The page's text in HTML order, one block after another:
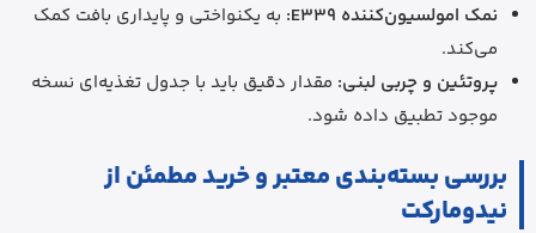
نمک امولسیون‌کننده E339:
به یکنواختی و پایداری بافت کمک
می‌کند.
پروتئین و چربی لبنی: مقدار دقیق باید با جدول تغذیه‌ای نسخه
موجود تطبیق داده شود.
بررسی بسته‌بندی معتبر و خرید مطمئن از
نیدومارکت